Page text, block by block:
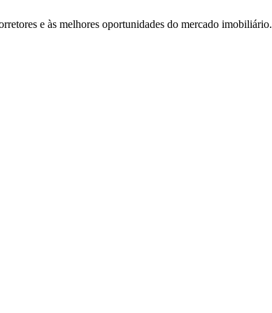
e às melhores oportunidades do mercado imobiliário.